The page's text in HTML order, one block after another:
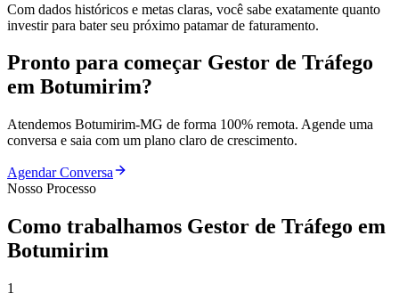
Com dados históricos e metas claras, você sabe exatamente quanto
investir para bater seu próximo patamar de faturamento.
Pronto para começar Gestor de Tráfego
em Botumirim?
Atendemos Botumirim-MG de forma 100% remota. Agende uma
conversa e saia com um plano claro de crescimento.
Agendar Conversa
Nosso Processo
Como trabalhamos Gestor de Tráfego em
Botumirim
1